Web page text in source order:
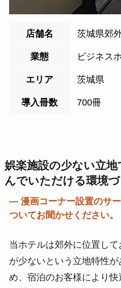
店舗名 茨城県郊
業態 ビジネス
エリア 茨城県
導入冊数 700冊
娯楽施設の少ない立
んでいただける環境
― 漫画コーナー設置のサ
ついてお聞かせください。
当ホテルは郊外に位置し
が少ないという立地特性
め、宿泊のお客様により